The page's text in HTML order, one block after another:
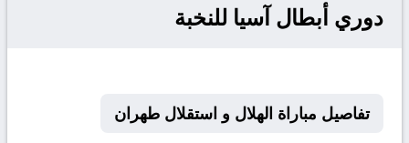
دوري أبطال آسيا للنخبة
تفاصيل مباراة الهلال و استقلال طهران